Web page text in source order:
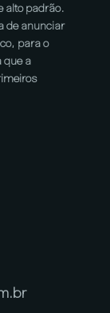
alto padrão.
de anunciar
para o
que a